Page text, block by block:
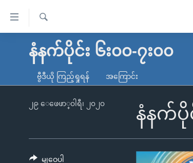
လွယ်ကူ
သည့်
မူလစာမျက်နှာ
ကမ္ဘာ့သတင်းများ
နိုင်ငံတကာ
တရုတ်
အစ္စရေး-ပါလက်စတိုင်း
ရပ်ဝန်းတခု လမ်းတခု အလွန်
အင်္ဂလိပ်စာလေ့လာမယ်
ရ
လာ
နံနက်ပိုင်း ၆း၀၀-၇း၀၀
ဗွီဒီယို ကြည့်ရှုရန် အကြောင်း
နံနက်ပို
၂၉ ေဖေဖာ္၀ါရီ၊ ၂၀၂၀
မျှဝေပါ